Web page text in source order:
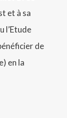
et à sa
l’Etude
de
en la